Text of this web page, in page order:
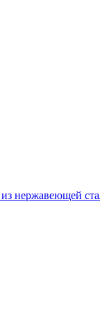
нержавеющей